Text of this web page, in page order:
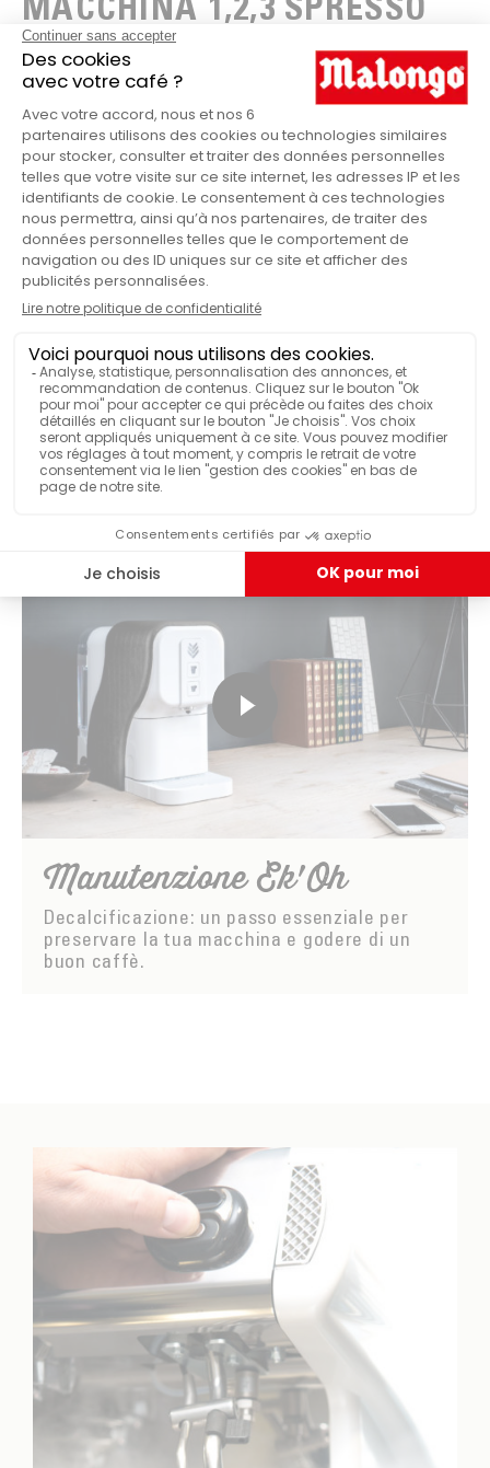
CONSIGLI PER LA MANUTENZIONE
Malongo ti offre le migliori pratiche per garantire una
corretta manutenzione della tua macchina 1,2,3 Spresso e
prolungarne quindi il ciclo di vita. Inoltre, conserverai le
qualità e gli aromi dei nostri caffè.
Usa un kit di decalcificazione adatto alla tua macchina
ogni 6 mesi.
Utilizza preferibilmente acqua minerale o acqua filtrata
per il caffè
La corretta manutenzione della
tua macchina influisce sulla qualità
del caffè
Manutenzione Ek'Oh
Decalcificazione: un passo essenziale per
preservare la tua macchina e godere di un
buon caffè.